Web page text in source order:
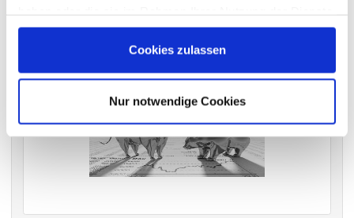
gesammelt haben.
Cookies zulassen
Nur notwendige Cookies
Die nächsten Termine